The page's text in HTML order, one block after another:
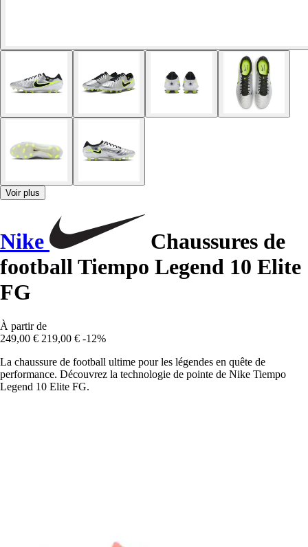
Voir plus
Nike
Chaussures de
football Tiempo Legend 10 Elite
FG
À partir de
249,00 € 219,00 € -12%
La chaussure de football ultime pour les légendes en quête de
performance. Découvrez la technologie de pointe de Nike Tiempo
Legend 10 Elite FG.